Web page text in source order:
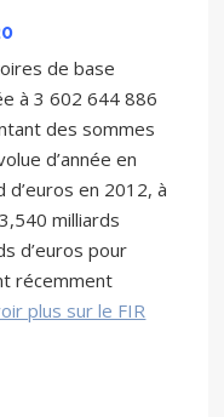
de base
à 3 602 644 886
des sommes
d’année en
d’euros en 2012, à
milliards
d’euros pour
récemment
plus sur le FIR